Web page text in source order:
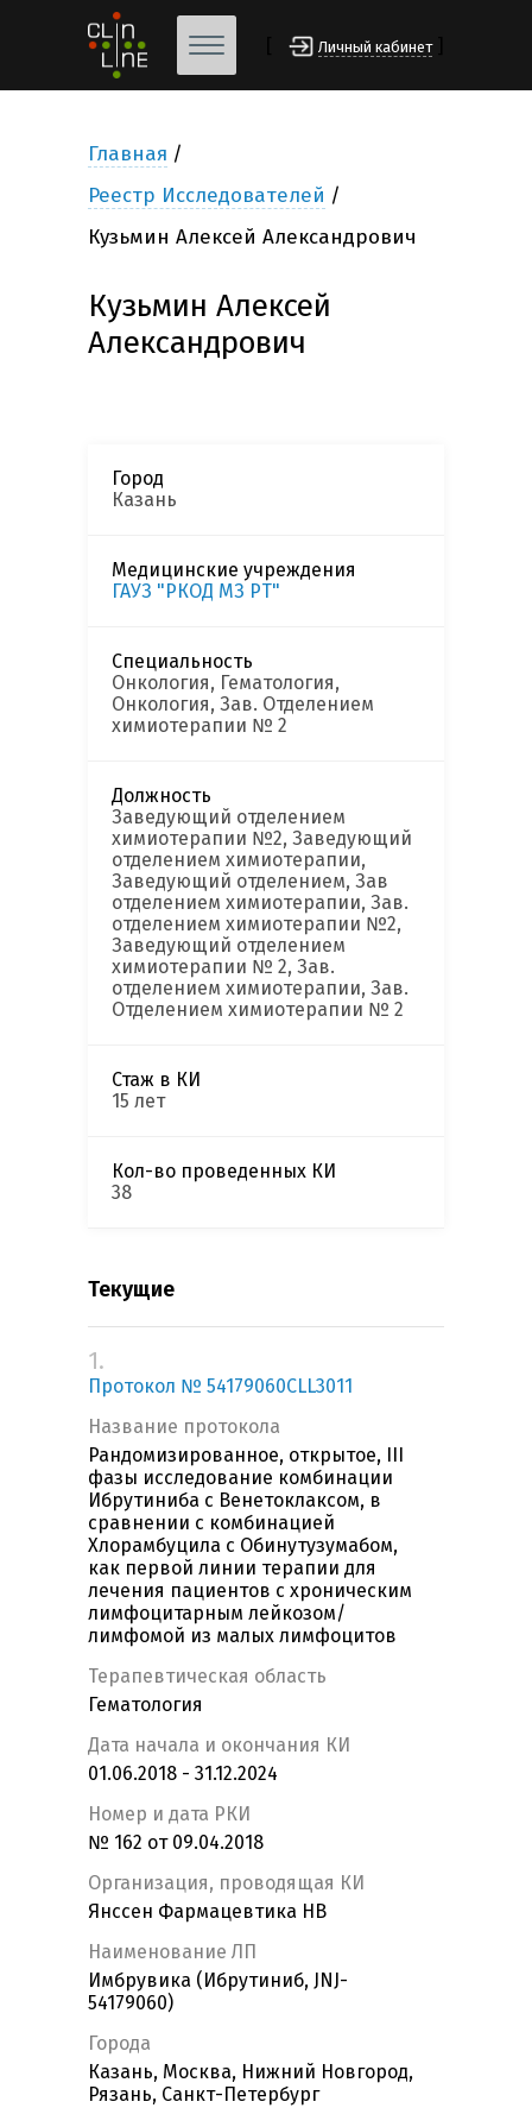
Личный кабинет
Главная
Реестр Исследователей
Кузьмин Алексей Александрович
Кузьмин Алексей
Александрович
Город
Казань
Медицинские учреждения
ГАУЗ "РКОД МЗ РТ"
Специальность
Онкология, Гематология,
Онкология, Зав. Отделением
химиотерапии № 2
Должность
Заведующий отделением
химиотерапии №2, Заведующий
отделением химиотерапии,
Заведующий отделением, Зав
отделением химиотерапии, Зав.
отделением химиотерапии №2,
Заведующий отделением
химиотерапии № 2, Зав.
отделением химиотерапии, Зав.
Отделением химиотерапии № 2
Стаж в КИ
15 лет
Кол-во проведенных КИ
38
Текущие
1.
Протокол № 54179060CLL3011
Название протокола
Рандомизированное, открытое, III
фазы исследование комбинации
Ибрутиниба с Венетоклаксом, в
сравнении с комбинацией
Хлорамбуцила с Обинутузумабом,
как первой линии терапии для
лечения пациентов c хроническим
лимфоцитарным лейкозом/
лимфомой из малых лимфоцитов
Терапевтическая область
Гематология
Дата начала и окончания КИ
01.06.2018 - 31.12.2024
Номер и дата РКИ
№ 162 от 09.04.2018
Организация, проводящая КИ
Янссен Фармацевтика НВ
Наименование ЛП
Имбрувика (Ибрутиниб, JNJ-
54179060)
Города
Казань, Москва, Нижний Новгород,
Рязань, Санкт-Петербург